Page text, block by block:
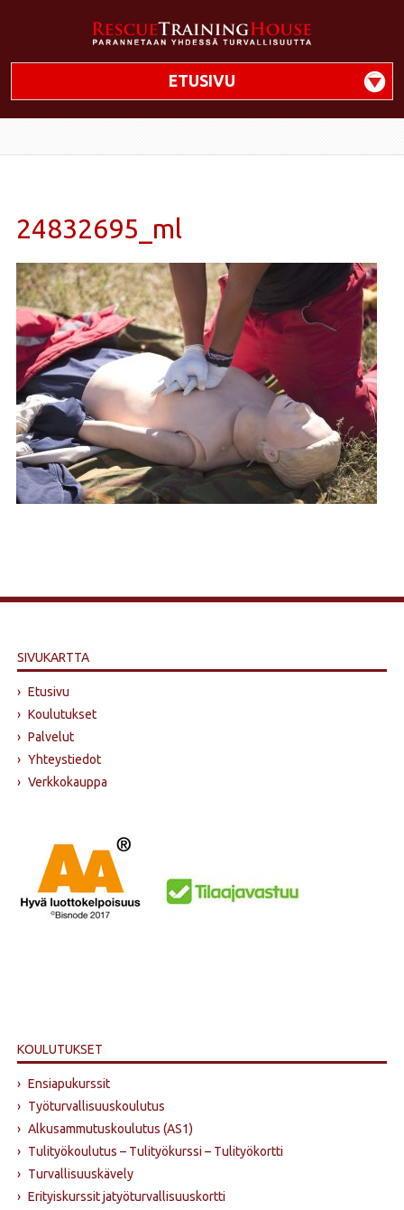
ETUSIVU
24832695_ml
SIVUKARTTA
› Etusivu
› Koulutukset
› Palvelut
› Yhteystiedot
› Verkkokauppa
KOULUTUKSET
› Ensiapukurssit
› Työturvallisuuskoulutus
› Alkusammutus­koulutus (AS1)
› Tulityökoulutus – Tulityökurssi – Tulityökortti
› Turvallisuuskävely
› Erityiskurssit jatyöturvallisuuskortti